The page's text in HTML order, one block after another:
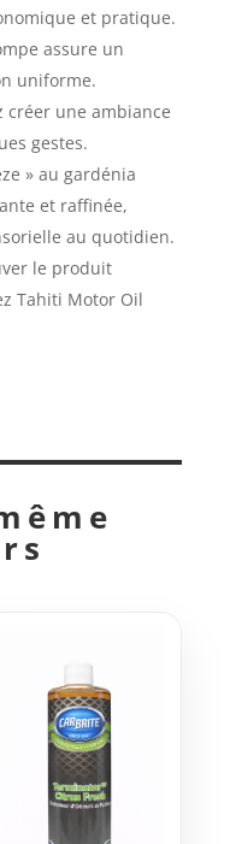
et pratique.
assure un
uniforme.
créer une ambiance
gestes.
» au gardénia
et raffinée,
au quotidien.
le produit
Tahiti Motor Oil